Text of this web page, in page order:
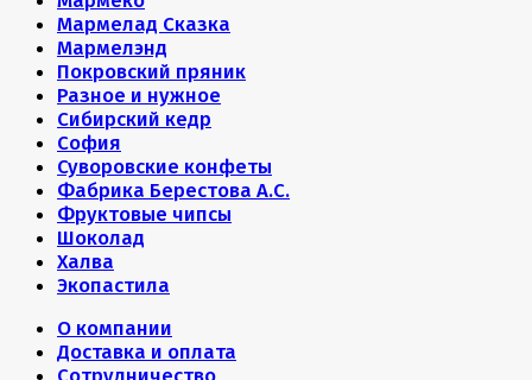
Мармелад Сказка
Мармелэнд
Покровский пряник
Разное и нужное
Сибирский кедр
София
Суворовские конфеты
Фабрика Берестова А.С.
Фруктовые чипсы
Шоколад
Халва
Экопастила
О компании
Доставка и оплата
Сотрудничество